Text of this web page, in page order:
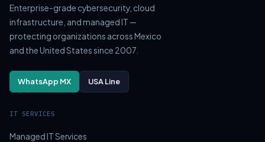
Enterprise-grade cybersecurity, cloud
infrastructure, and managed IT —
protecting organizations across Mexico
and the United States since 2007.
WhatsApp MX USA Line
IT SERVICES
Managed IT Services